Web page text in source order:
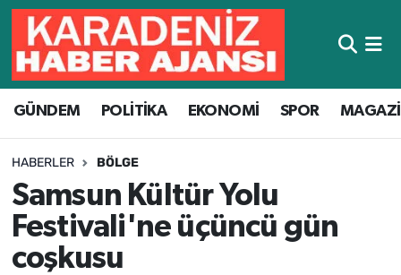
GÜNDEM POLİTİKA EKONOMİ SPOR
HABERLER BÖLGE
Samsun Kültür Yolu
Festivali'ne üçüncü gün
coşkusu
Hava Durumu
Trafik Durumu
Süper Lig Puan Durumu ve Fikstür
Tüm Manşetler
Son Dakika Haberleri